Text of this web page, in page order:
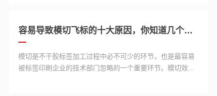
容易导致模切飞标的十大原因，你知道几个？（下）
模切是不干胶标签加工过程中必不可少的环节，也是最容易
被标签印刷企业的技术部门忽略的一个重要环节。模切效果